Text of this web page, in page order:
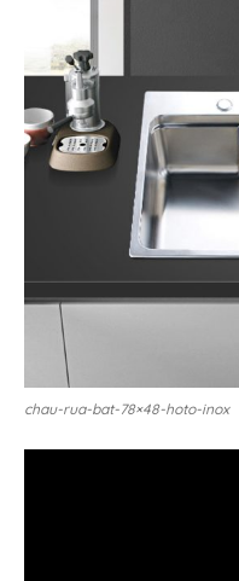
chau-rua-bat-78×48-hoto-inox